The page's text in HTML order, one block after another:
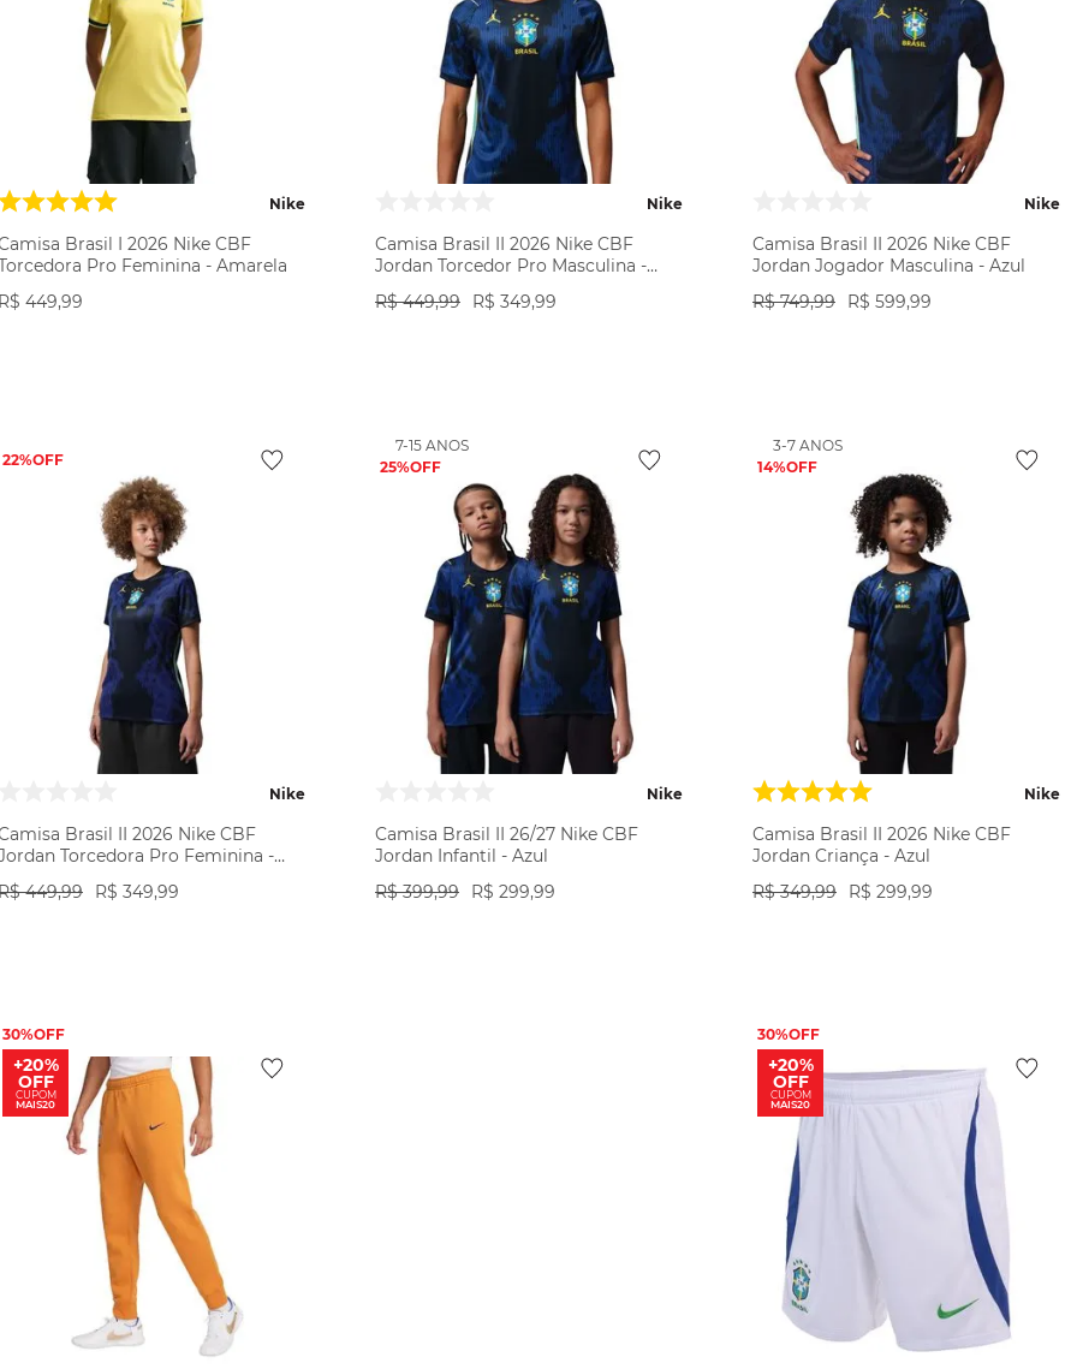
Nike
Brasil I 2026 Nike CBF
Pro Feminina - Amarela
R$ 449,99
Nike
Camisa Brasil II 2026 Nike CBF
Jordan Torcedor Pro Masculina -
Azul
R$ 449,99 R$ 349,99
Nike
Camisa Brasil II 2026 Nike CBF
Jordan Jogador Masculina - Azul
R$ 749,99 R$ 599,99
22%
Nike
Brasil II 2026 Nike CBF
Torcedora Pro Feminina -
Azul
449,99 R$ 349,99
7-15 ANOS
25%
Nike
Camisa Brasil II 26/27 Nike CBF
Jordan Infantil - Azul
R$ 399,99 R$ 299,99
3-7 ANOS
14%
Nike
Camisa Brasil II 2026 Nike CBF
Jordan Criança - Azul
R$ 349,99 R$ 299,99
30%
+20%
OFF
CUPOM
MAIS20
30%
+20%
OFF
CUPOM
MAIS20